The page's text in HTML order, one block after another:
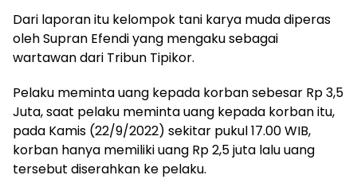
Dari laporan itu kelompok tani karya muda diperas
oleh Supran Efendi yang mengaku sebagai
wartawan dari Tribun Tipikor.
Pelaku meminta uang kepada korban sebesar Rp 3,5
Juta, saat pelaku meminta uang kepada korban itu,
pada Kamis (22/9/2022) sekitar pukul 17.00 WIB,
korban hanya memiliki uang Rp 2,5 juta lalu uang
tersebut diserahkan ke pelaku.